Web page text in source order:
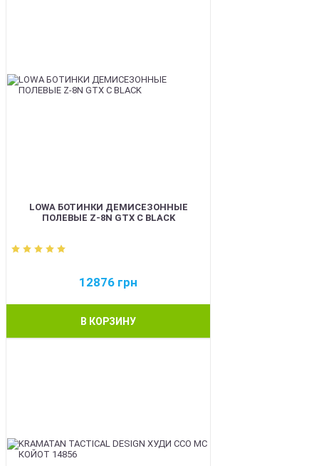
LOWA БОТИНКИ ДЕМИСЕЗОННЫЕ
ПОЛЕВЫЕ Z-8N GTX C BLACK
12876 грн
В КОРЗИНУ